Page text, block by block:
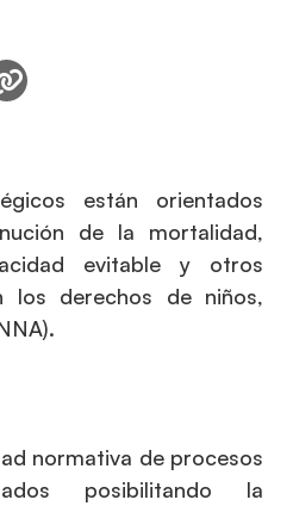
están orientados
de la mortalidad,
evitable y otros
los derechos de niños,
normativa de procesos
posibilitando la